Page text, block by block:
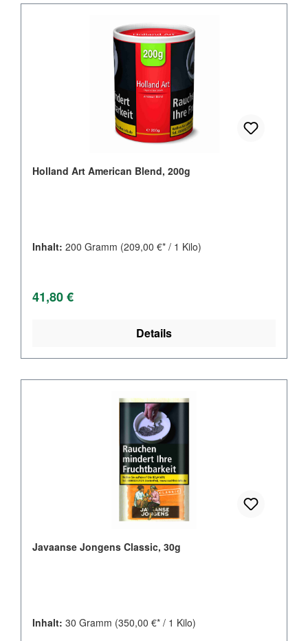
Holland Art American Blend, 200g
Inhalt: 200 Gramm (209,00 €* / 1 Kilo)
Regulärer Preis:
41,80 €
Details
Javaanse Jongens Classic, 30g
Inhalt: 30 Gramm (350,00 €* / 1 Kilo)